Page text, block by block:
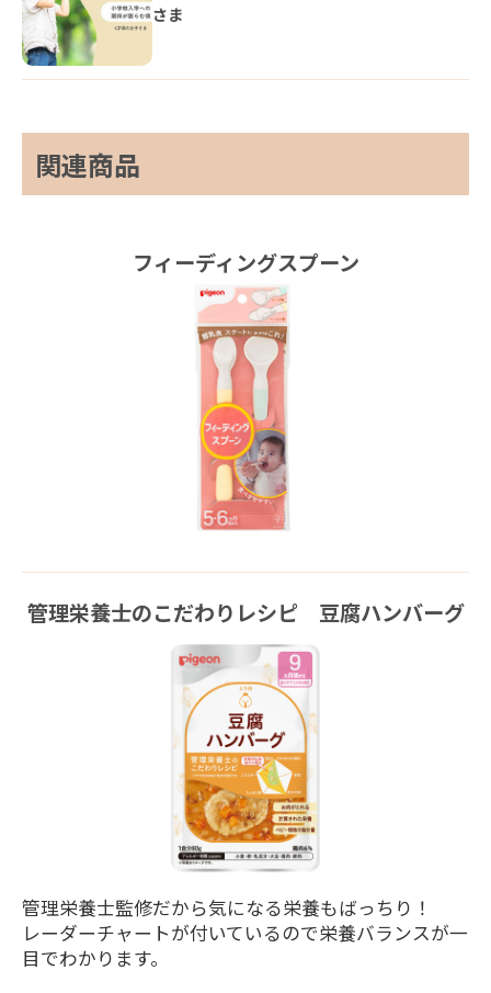
さま
関連商品
フィーディングスプーン
管理栄養士のこだわりレシピ 豆腐ハンバーグ
管理栄養士監修だから気になる栄養もばっちり！
レーダーチャートが付いているので栄養バランスが一
目でわかります。